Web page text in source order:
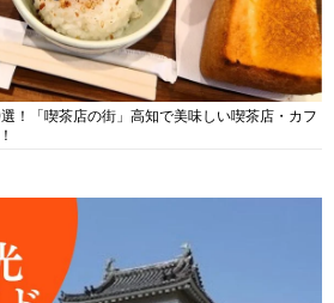
！「喫茶店の街」高知で美味しい喫茶店・カフ